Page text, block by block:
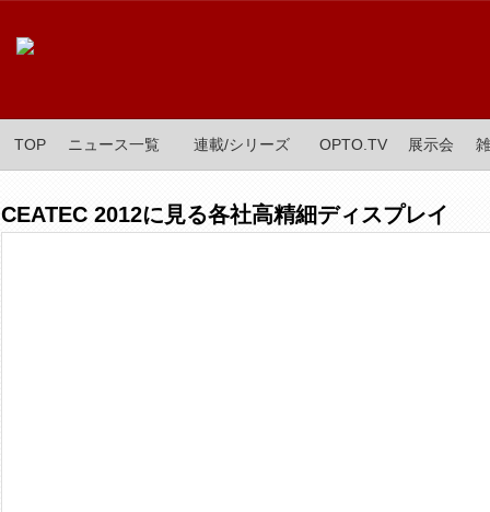
TOP ニュース一覧 連載/シリーズ OPTO.TV 展示会
CEATEC 2012に見る各社高精細ディスプレイ